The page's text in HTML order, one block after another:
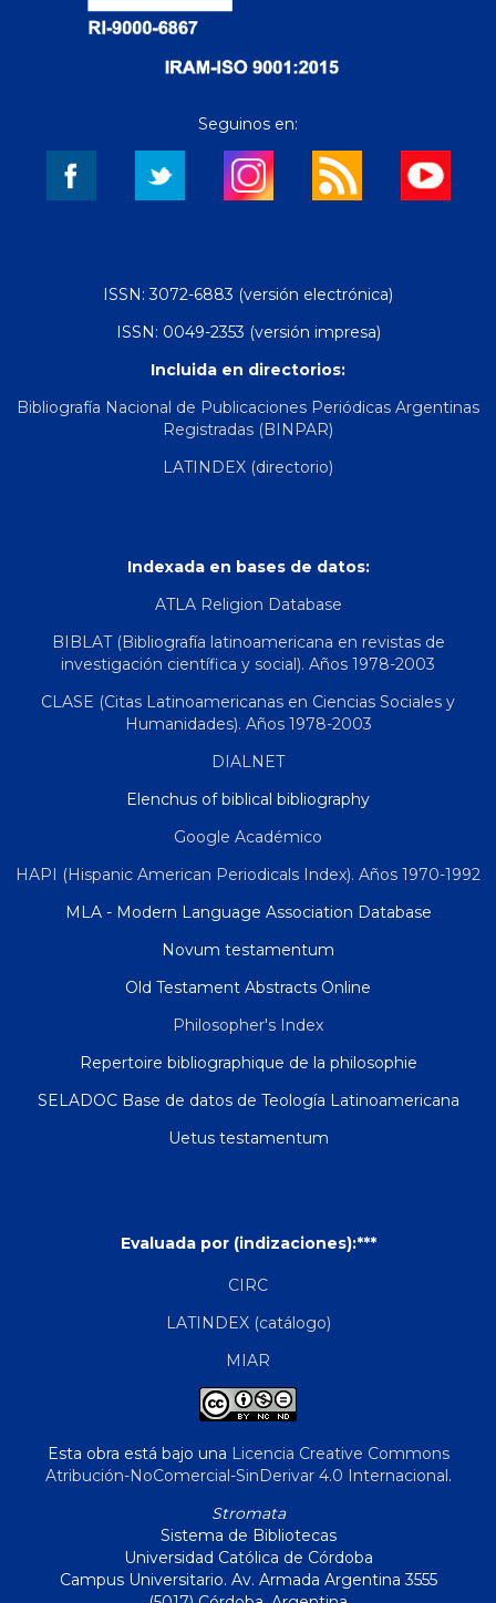
Seguinos en:
ISSN: 3072-6883 (versión electrónica)
ISSN: 0049-2353 (versión impresa)
Incluida en directorios:
Bibliografía Nacional de Publicaciones Periódicas Argentinas
Registradas (BINPAR)
LATINDEX (directorio)
Indexada en bases de datos:
ATLA Religion Database
BIBLAT (Bibliografía latinoamericana en revistas de
investigación científica y social). Años 1978-2003
CLASE (Citas Latinoamericanas en Ciencias Sociales y
Humanidades). Años 1978-2003
DIALNET
Elenchus of biblical bibliography
Google Académico
HAPI (Hispanic American Periodicals Index). Años 1970-1992
MLA - Modern Language Association Database
Novum testamentum
Old Testament Abstracts Online
Philosopher's Index
Repertoire bibliographique de la philosophie
SELADOC Base de datos de Teología Latinoamericana
Uetus testamentum
Evaluada por (indizaciones):***
CIRC
LATINDEX (catálogo)
MIAR
Esta obra está bajo una Licencia Creative Commons
Atribución-NoComercial-SinDerivar 4.0 Internacional.
Stromata
Sistema de Bibliotecas
Universidad Católica de Córdoba
Campus Universitario. Av. Armada Argentina 3555